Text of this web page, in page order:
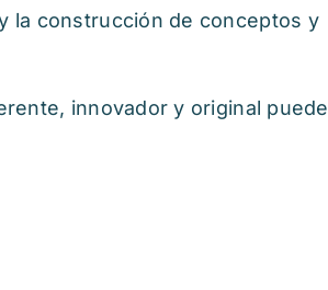
la construcción de conceptos y
innovador y original puede